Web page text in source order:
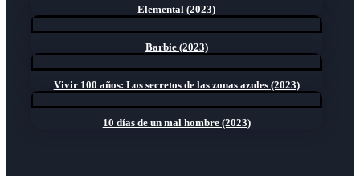
Elemental (2023)
Barbie (2023)
Vivir 100 años: Los secretos de las zonas azules (2023)
10 días de un mal hombre (2023)